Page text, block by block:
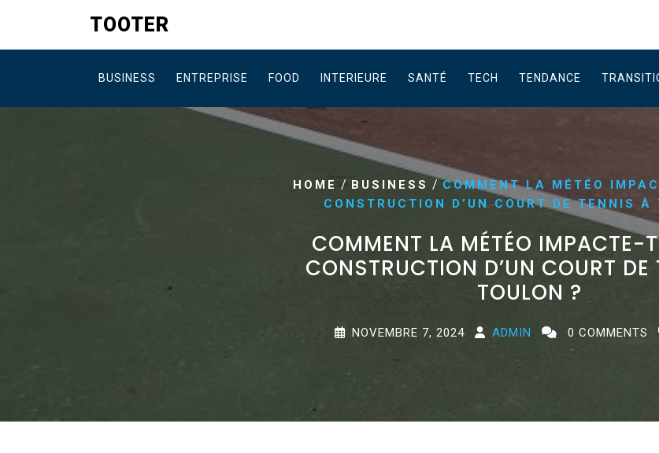
content
TOOTER
BUSINESS ENTREPRISE FOOD INTERIEURE SANTÉ TECH TENDANCE
HOME / BUSINESS /COMMENT LA MÉTÉO
CONSTRUCTION D’UN COURT DE TENNIS À
COMMENT LA MÉTÉO IMPACTE-
CONSTRUCTION D’UN COURT DE
TOULON ?
NOVEMBRE 7, 2024 ADMIN 0 COMMENTS